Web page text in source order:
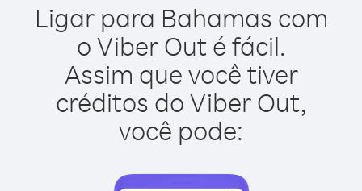
Ligar para Bahamas com
o Viber Out é fácil.
Assim que você tiver
créditos do Viber Out,
você pode: